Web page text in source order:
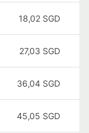
18,02 SGD
27,03 SGD
36,04 SGD
45,05 SGD